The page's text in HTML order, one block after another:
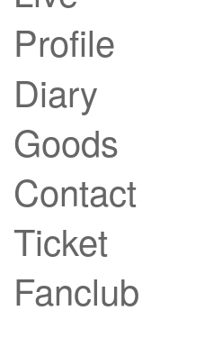
Profile
Diary
Goods
Contact
Ticket
Fanclub